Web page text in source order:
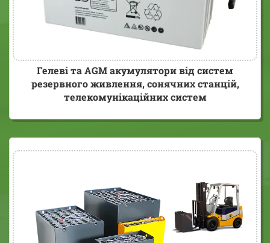
Гелеві та AGM акумулятори від систем
резервного живлення, сонячних станцій,
телекомунікаційних систем